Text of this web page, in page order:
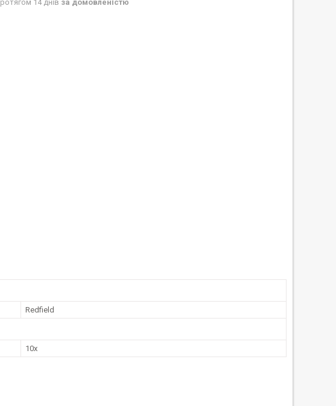
14 днів за домовленістю
Redfield
10x